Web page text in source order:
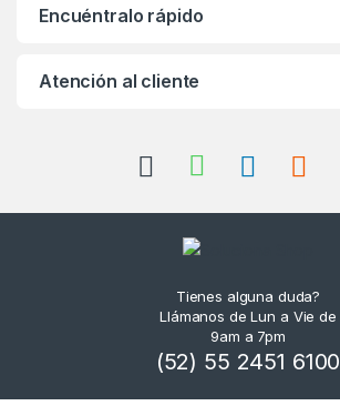
Encuéntralo rápido
Atención al cliente
Tienes alguna duda?
Llámanos de Lun a Vie de
9am a 7pm
(52) 55 2451 6100